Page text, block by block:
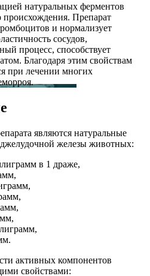
натуральных ферментов
происхождения. Препарат
и нормализует
сосудов,
процесс, способствует
Благодаря этим свойствам
при лечении многих
являются натуральные
железы животных:
в 1 драже,
активных компонентов
свойствами: